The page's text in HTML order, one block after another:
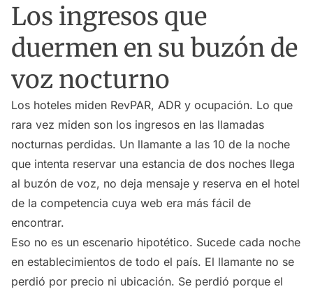
Los ingresos que
duermen en su buzón de
voz nocturno
Los hoteles miden RevPAR, ADR y ocupación. Lo que
rara vez miden son los ingresos en las llamadas
nocturnas perdidas. Un llamante a las 10 de la noche
que intenta reservar una estancia de dos noches llega
al buzón de voz, no deja mensaje y reserva en el hotel
de la competencia cuya web era más fácil de
encontrar.
Eso no es un escenario hipotético. Sucede cada noche
en establecimientos de todo el país. El llamante no se
perdió por precio ni ubicación. Se perdió porque el